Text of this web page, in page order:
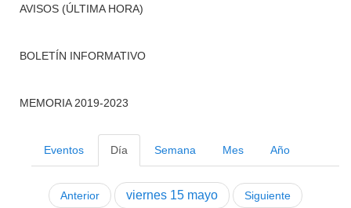
AVISOS (ÚLTIMA HORA)
BOLETÍN INFORMATIVO
MEMORIA 2019-2023
Eventos Día Semana Mes Año
Anterior viernes 15 mayo Siguiente